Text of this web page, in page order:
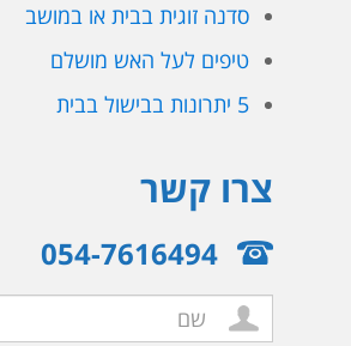
סדנה זוגית בבית או במושב
טיפים לעל האש מושלם
5 יתרונות בבישול בבית
צרו קשר